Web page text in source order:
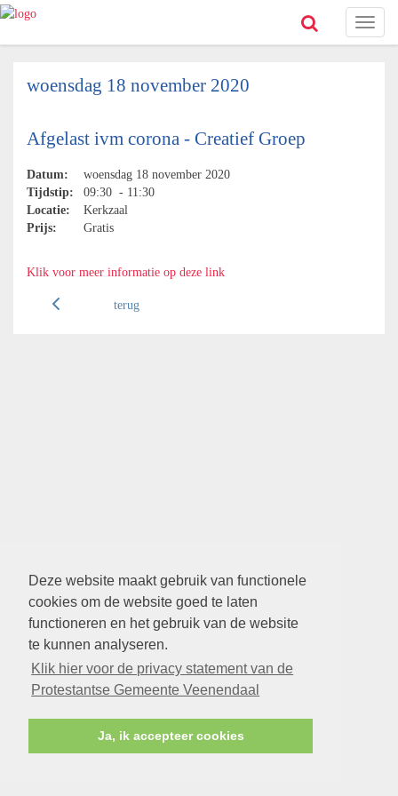
Deze website maakt gebruik van functionele
cookies om de website goed te laten
functioneren en het gebruik van de website
te kunnen analyseren.
Klik hier voor de privacy statement van de
Protestantse Gemeente Veenendaal
Ja, ik accepteer cookies
Toggle
woensdag 18 november 2020
Afgelast ivm corona - Creatief Groep
Datum:
woensdag 18 november 2020
Tijdstip:
09:30 - 11:30
Locatie:
Kerkzaal
Prijs:
Gratis
Klik voor meer informatie op deze link
terug